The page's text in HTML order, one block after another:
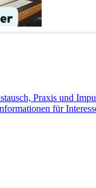
Praxis und
für